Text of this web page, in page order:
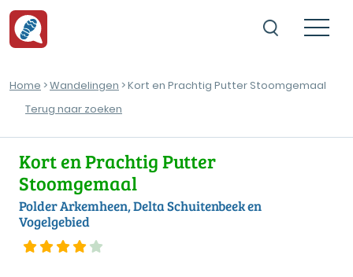
Home >Wandelingen > Kort en Prachtig Putter Stoomgemaal
Terug naar zoeken
Kort en Prachtig Putter
Stoomgemaal
Polder Arkemheen, Delta Schuitenbeek en
Vogelgebied